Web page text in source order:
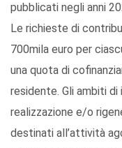
pubblicati negli anni
Le richieste di
700mila euro per
una quota di
residente. Gli ambiti
realizzazione e/o
destinati all’attività